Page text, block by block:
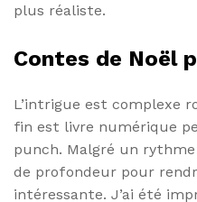
plus réaliste.
Contes de Noël
L’intrigue est complexe
fin est livre numérique
punch. Malgré un
de profondeur pour
intéressante. J’ai été